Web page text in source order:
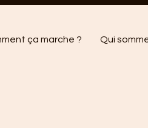
ça marche ? Qui